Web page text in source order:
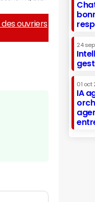
ouvriers
24
01 oct
IA